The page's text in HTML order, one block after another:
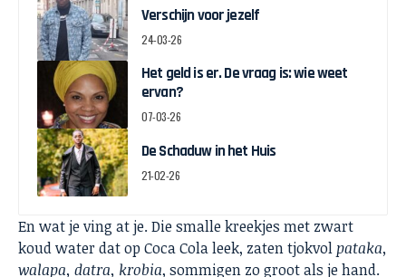
Verschijn voor jezelf
24-03-26
Het geld is er. De vraag is: wie weet
ervan?
07-03-26
De Schaduw in het Huis
21-02-26
En wat je ving at je. Die smalle kreekjes met zwart
koud water dat op Coca Cola leek, zaten tjokvol pataka,
walapa, datra, krobia, sommigen zo groot als je hand.